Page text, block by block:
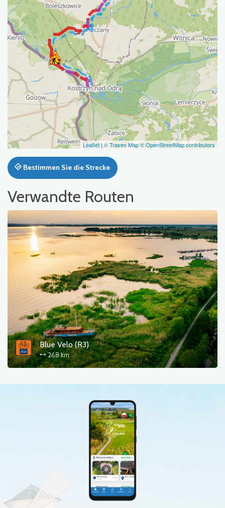
Leaflet |© Traseo Map© OpenStreetMap contributors
Bestimmen Sie die Strecke
Verwandte Routen
Blue Velo (R3)
268 km